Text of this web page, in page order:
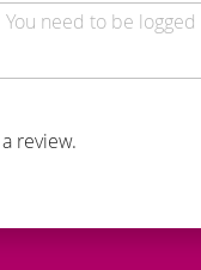
review.